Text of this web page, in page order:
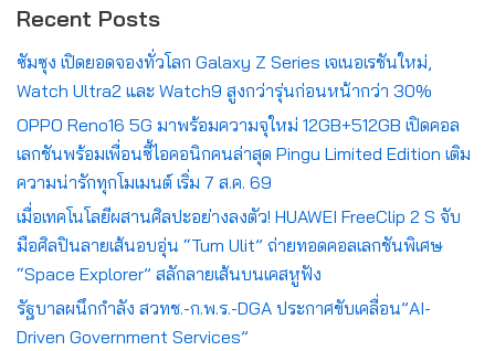
Recent Posts
ซัมซุง เปิดยอดจองทั่วโลก Galaxy Z Series เจเนอเรชันใหม่,
Watch Ultra2 และ Watch9 สูงกว่ารุ่นก่อนหน้ากว่า 30%
OPPO Reno16 5G มาพร้อมความจุใหม่ 12GB+512GB เปิดคอล
เลกชันพร้อมเพื่อนซี้ไอคอนิกคนล่าสุด Pingu Limited Edition เติม
ความน่ารักทุกโมเมนต์ เริ่ม 7 ส.ค. 69
เมื่อเทคโนโลยีผสานศิลปะอย่างลงตัว! HUAWEI FreeClip 2 S จับ
มือศิลปินลายเส้นอบอุ่น “Tum Ulit” ถ่ายทอดคอลเลกชันพิเศษ
“Space Explorer” สลักลายเส้นบนเคสหูฟัง
รัฐบาลผนึกกำลัง สวทช.-ก.พ.ร.-DGA ประกาศขับเคลื่อน”AI-
Driven Government Services”